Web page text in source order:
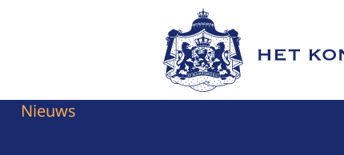
Naar de homepage van Het
Nieuws